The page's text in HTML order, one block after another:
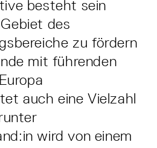
besteht sein
des
zu fördern
mit führenden
auch eine Vielzahl
wird von einem